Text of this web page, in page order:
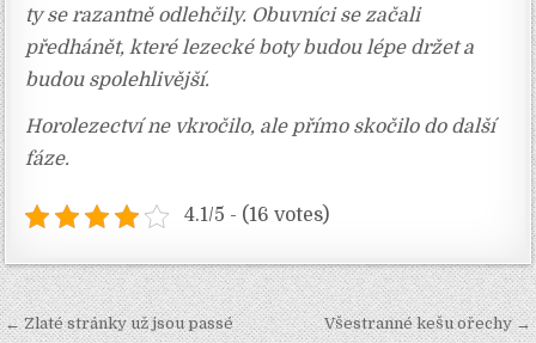
ty se razantně odlehčily. Obuvníci se začali
předhánět, které lezecké boty budou lépe držet a
budou spolehlivější.
Horolezectví ne vkročilo, ale přímo skočilo do další
fáze.
4.1/5 - (16 votes)
Navigace
← Zlaté stránky už jsou passé Všestranné kešu ořechy →